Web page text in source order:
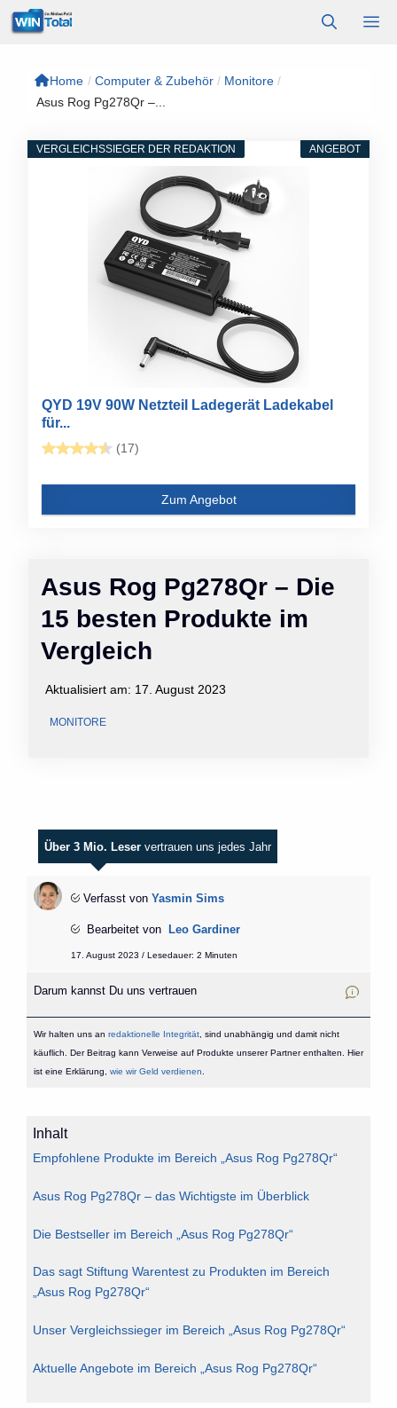
Zum
Inhalt
Home / Computer & Zubehör / Monitore /
Asus Rog Pg278Qr –...
Asus Rog Pg278Qr – Die
15 besten Produkte im
Vergleich
Aktualisiert am: 17. August 2023
MONITORE
ANGEBOT
VERGLEICHSSIEGER DER REDAKTION
QYD 19V 90W Netzteil Ladegerät Ladekabel
für...
(17)
Zum Angebot
Über 3 Mio. Leser vertrauen uns jedes Jahr
Verfasst von Yasmin Sims
Bearbeitet von Leo Gardiner
17. August 2023 / Lesedauer: 2 Minuten
Darum kannst Du uns vertrauen
Wir halten uns an redaktionelle Integrität, sind unabhängig und damit nicht
käuflich. Der Beitrag kann Verweise auf Produkte unserer Partner enthalten. Hier
ist eine Erklärung, wie wir Geld verdienen
Inhalt
Empfohlene Produkte im Bereich „Asus Rog Pg278Qr“
Asus Rog Pg278Qr – das Wichtigste im Überblick
Die Bestseller im Bereich „Asus Rog Pg278Qr“
Das sagt Stiftung Warentest zu Produkten im Bereich
„Asus Rog Pg278Qr“
Unser Vergleichssieger im Bereich „Asus Rog Pg278Qr“
Aktuelle Angebote im Bereich „Asus Rog Pg278Qr“